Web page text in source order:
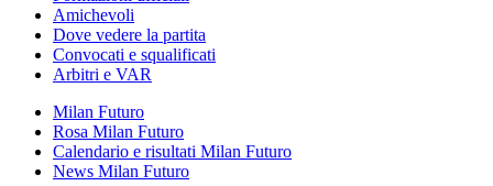
Amichevoli
Dove vedere la partita
Convocati e squalificati
Arbitri e VAR
Milan Futuro
Rosa Milan Futuro
Calendario e risultati Milan Futuro
News Milan Futuro